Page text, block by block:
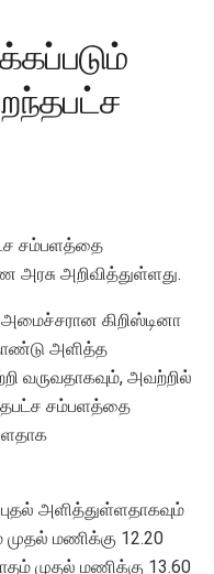
சம்பளத்தை
அரசு அறிவித்துள்ளது.
கிறிஸ்டினா
அளித்த
வருவதாகவும், அவற்றில்
சம்பளத்தை
அளித்துள்ளதாகவும்
மணிக்கு 12.20
முதல் மணிக்கு 13.60